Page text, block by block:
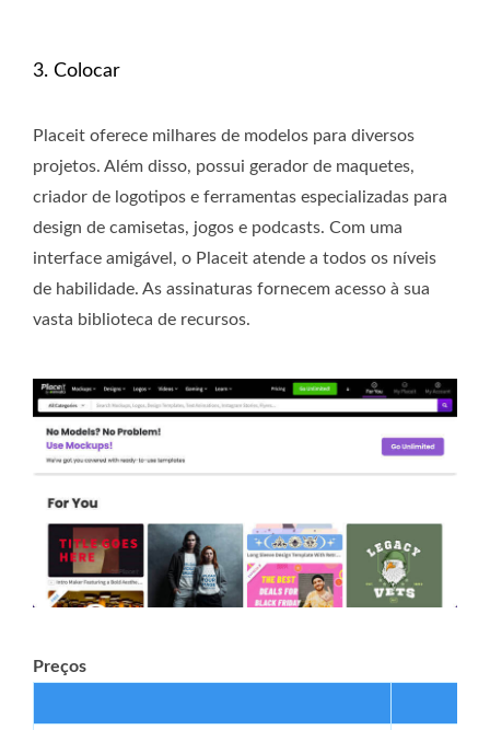
3. Colocar
Placeit oferece milhares de modelos para diversos
projetos. Além disso, possui gerador de maquetes,
criador de logotipos e ferramentas especializadas para
design de camisetas, jogos e podcasts. Com uma
interface amigável, o Placeit atende a todos os níveis
de habilidade. As assinaturas fornecem acesso à sua
vasta biblioteca de recursos.
Preços